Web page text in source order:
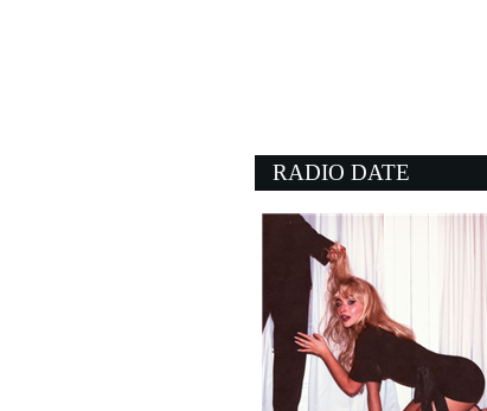
20:57:09
NEIL YOUNG
20:55:46
Madan
JONAS BLUE,
EMI (UMG)
RADIO DATE